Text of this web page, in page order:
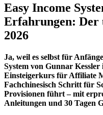
Easy Income
Erfahrungen:
2026
Ja, weil es selbst für
System von Gunnar
Einsteigerkurs für Affiliate
Fachchinesisch Schritt für
Provisionen führt – mit
Anleitungen und 30 Tagen